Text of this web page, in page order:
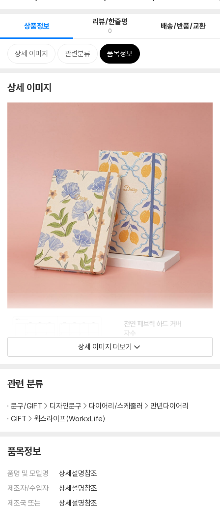
상품정보 리뷰/한줄평
0 배송/반품/교환
상세 이미지 관련분류 품목정보
상세 이미지
상세 이미지 더보기
관련 분류
문구/GIFT 디자인문구 다이어리/스케줄러
만년다이어리
GIFT
웍스라이프(WorkxLife)
품목정보
품명 및 모델명
상세설명참조
제조자/수입자
상세설명참조
제조국 또는
상세설명참조